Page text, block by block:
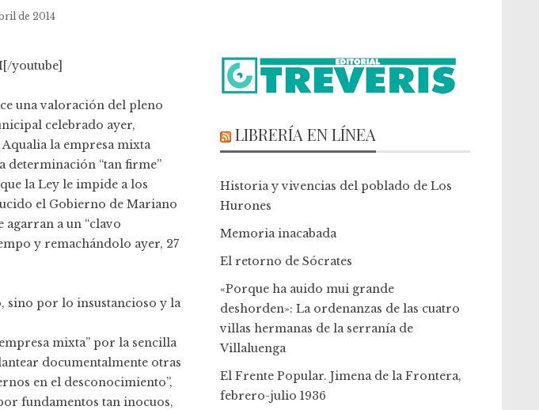
de 2014
youtube]
una valoración del pleno
celebrado ayer,
la empresa mixta
determinación “tan firme”
la Ley le impide a los
el Gobierno de Mariano
agarran a un “clavo
y remachándolo ayer, 27
sino por lo insustancioso y la
mixta” por la sencilla
documentalmente otras
en el desconocimiento”,
fundamentos tan inocuos,
LIBRERÍA EN LÍNEA
Historia y vivencias del poblado de Los
Hurones
Memoria inacabada
El retorno de Sócrates
«Porque ha auido mui grande
deshorden»: La ordenanzas de las cuatro
villas hermanas de la serranía de
Villaluenga
El Frente Popular. Jimena de la Frontera,
febrero-julio 1936